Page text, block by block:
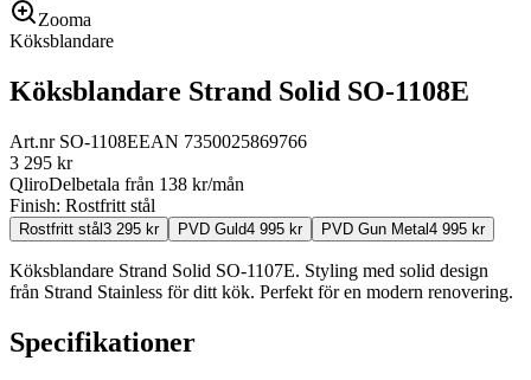
Zooma
Köksblandare
Köksblandare Strand Solid SO-1108E
Art.nr SO-1108EEAN 7350025869766
3 295 kr
QliroDelbetala från 138 kr/mån
Finish: Rostfritt stål
Rostfritt stål 3 295 kr PVD Guld4 995 kr PVD Gun Metal 4 995 kr
Köksblandare Strand Solid SO-1107E. Styling med solid design
från Strand Stainless för ditt kök. Perfekt för en modern renovering.
Specifikationer